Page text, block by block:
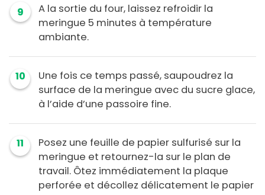
9
A la sortie du four, laissez refroidir la
meringue 5 minutes à température
ambiante.
10
Une fois ce temps passé, saupoudrez la
surface de la meringue avec du sucre glace,
à l’aide d’une passoire fine.
11
Posez une feuille de papier sulfurisé sur la
meringue et retournez-la sur le plan de
travail. Ôtez immédiatement la plaque
perforée et décollez délicatement le papier